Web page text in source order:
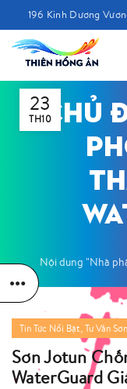
196 Kinh Dương
CHỦ
Nội dung "Nhà
23
TH10
Tin Tức Nổi Bật, Tư Vấn
Sơn Jotun
WaterGuard